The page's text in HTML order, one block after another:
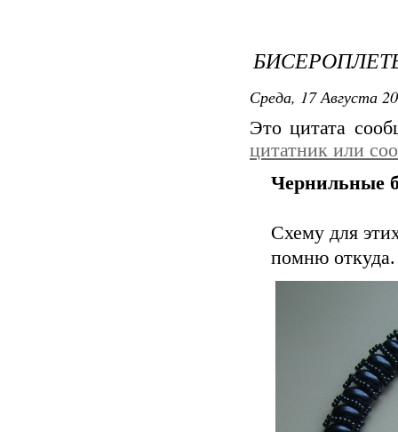
Среда, 17 Августа
Это цитата
цитатник или
Чернильные
Схему для
помню откуда.